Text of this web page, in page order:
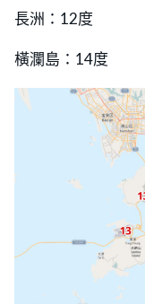
長洲：12度
橫瀾島：14度